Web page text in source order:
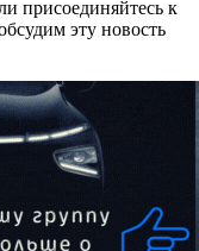
присоединяйтесь к
эту новость